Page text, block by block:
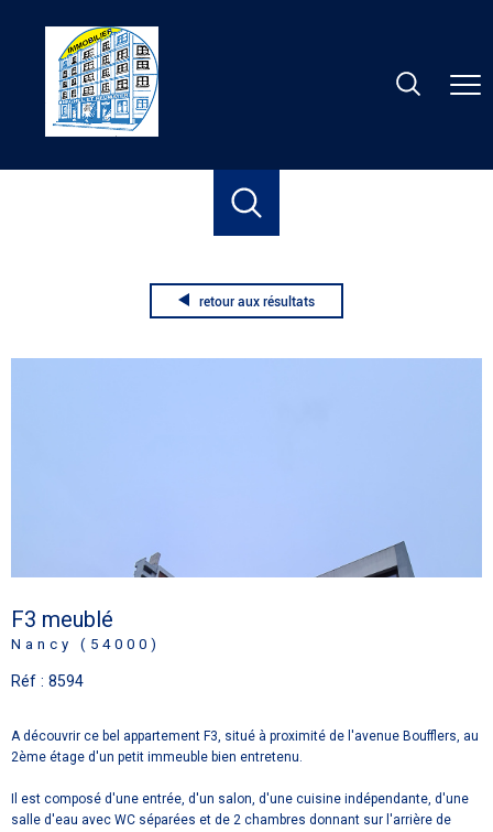
retour aux résultats
F3 meublé
Nancy (54000)
Réf : 8594
A découvrir ce bel appartement F3, situé à proximité de l'avenue Boufflers, au
2ème étage d'un petit immeuble bien entretenu.
Il est composé d'une entrée, d'un salon, d'une cuisine indépendante, d'une
salle d'eau avec WC séparées et de 2 chambres donnant sur l'arrière de